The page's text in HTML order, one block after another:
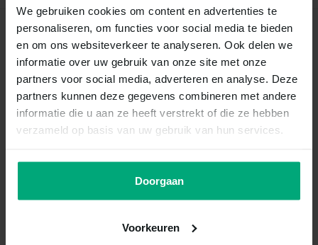
We gebruiken cookies om content en advertenties te
personaliseren, om functies voor social media te bieden
en om ons websiteverkeer te analyseren. Ook delen we
informatie over uw gebruik van onze site met onze
partners voor social media, adverteren en analyse. Deze
partners kunnen deze gegevens combineren met andere
informatie die u aan ze heeft verstrekt of die ze hebben
verzameld op basis van uw gebruik van hun services.
Doorgaan
Voorkeuren
Recent bekeken